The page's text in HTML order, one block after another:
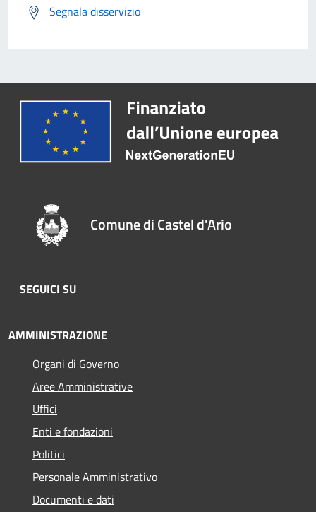
Segnala disservizio
Comune di Castel d'Ario
SEGUICI SU
AMMINISTRAZIONE
Organi di Governo
Aree Amministrative
Uffici
Enti e fondazioni
Politici
Personale Amministrativo
Documenti e dati